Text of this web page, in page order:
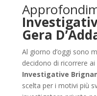
Gera
Al giorno d’oggi sono
decidono di ricorrere ai
Investigative
scelta per i motivi più